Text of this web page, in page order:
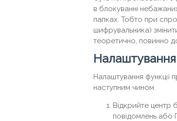
в блокуванні
папках. Тобто при
шифрувальника)
теоретично, повинно
Налаштування функції
наступним чином.
Відкрийте центр
повідомлень